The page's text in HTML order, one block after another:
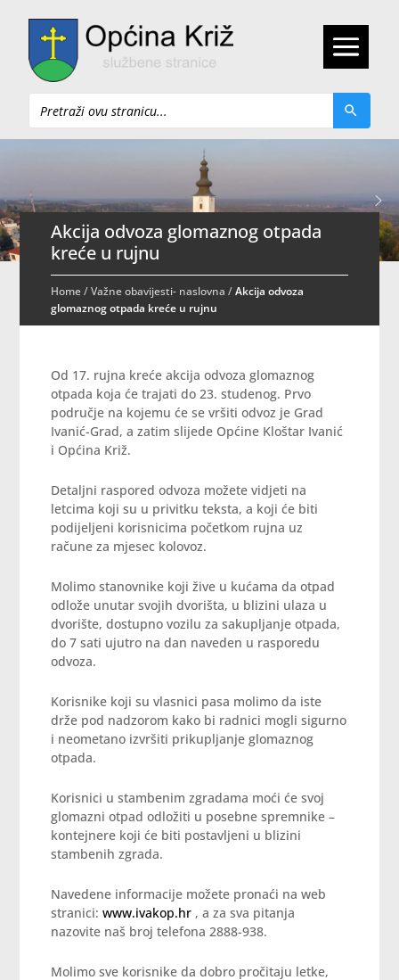
Pretraži
Akcija odvoza glomaznog otpada
kreće u rujnu
Home/Važne obavijesti- naslovna /Akcija odvoza
glomaznog otpada kreće u rujnu
Od 17. rujna kreće akcija odvoza glomaznog
otpada koja će trajati do 23. studenog. Prvo
područje na kojemu će se vršiti odvoz je Grad
Ivanić-Grad, a zatim slijede Općine Kloštar Ivanić
i Općina Križ.
Detaljni raspored odvoza možete vidjeti na
letcima koji su u privitku teksta, a koji će biti
podijeljeni korisnicima početkom rujna uz
račune za mjesec kolovoz.
Molimo stanovnike koji žive u kućama da otpad
odlože unutar svojih dvorišta, u blizini ulaza u
dvorište, dostupno vozilu za sakupljanje otpada,
do 7 sati ujutro na dan naveden u rasporedu
odvoza.
Korisnike koji su vlasnici pasa molimo da iste
drže pod nadzorom kako bi radnici mogli sigurno
i neometano izvršiti prikupljanje glomaznog
otpada.
Korisnici u stambenim zgradama moći će svoj
glomazni otpad odložiti u posebne spremnike –
kontejnere koji će biti postavljeni u blizini
stambenih zgrada.
Navedene informacije možete pronaći na web
stranici:www.ivakop.hr , a za sva pitanja
nazovite naš broj telefona 2888-938.
Molimo sve korisnike da dobro pročitaju letke,